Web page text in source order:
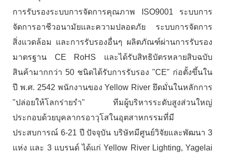
การรับรองระบบการจัดการคุณภาพ ISO9001 ระบบการ
จัดการอาชีวอนามัยและความปลอดภัย ระบบการจัดการ
สิ่งแวดล้อม และการรับรองอื่นๆ ผลิตภัณฑ์ผ่านการรับรอง
มาตรฐาน CE RoHS และได้รับสิทธิบัตรหลายสิบฉบับ
สินค้ามากกว่า 50 ชนิดได้รับการรับรอง "CE" ก่อตั้งขึ้นใน
ปี พ.ศ. 2542 พนักงานของ Yellow River ยึดมั่นในหลักการ
"ปล่อยให้โลกร่ายรำ" ทีมผู้บริหารระดับสูงส่วนใหญ่
ประกอบด้วยบุคลากรอาวุโสในอุตสาหกรรมที่มี
ประสบการณ์ 6-21 ปี ปัจจุบัน บริษัทมีศูนย์วิจัยและพัฒนา 3
แห่ง และ 3 แบรนด์ ได้แก่ Yellow River Lighting, Yagelai